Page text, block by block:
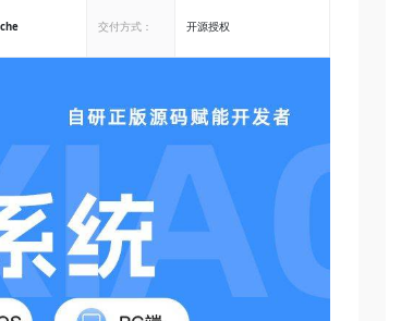
交付方式： 开源授权